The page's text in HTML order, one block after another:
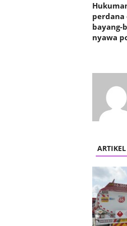
perdana
bayang-
nyawa